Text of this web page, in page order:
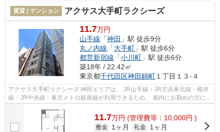
賃貸 | マンション アクサス大手町ラクシーズ
11.7万円
山手線 「神田 」駅 徒歩9分
丸ノ内線 「大手町 」駅 徒歩6分
都営新宿線 「小川町 」駅 徒歩6分
築18年 / 22.42㎡
東京都千代田区神田錦町 １丁目１３-４
アクサス大手町ラクシーズ 神田エリアは、 JR山手線・JR京浜東北線・根岸
線・JR中央線・東京メトロ銀座線が利用できるため、 都内にお勤めの方にお
すすめです。 ビジネスマン向けの...
11.7万円 (管理費等：10,000円 )
敷金 1ヶ月 礼金
1ヶ月